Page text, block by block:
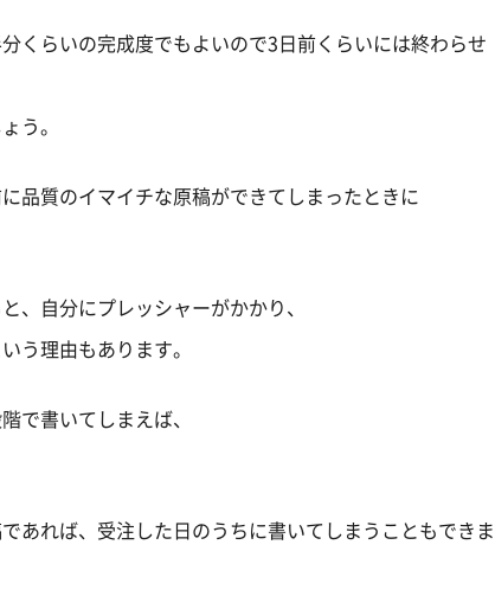
くらいの完成度でもよいので3日前くらいには終わらせ
う。
品質のイマイチな原稿ができてしまったときに
、自分にプレッシャーがかかり、
う理由もあります。
で書いてしまえば、
あれば、受注した日のうちに書いてしまうこともできま